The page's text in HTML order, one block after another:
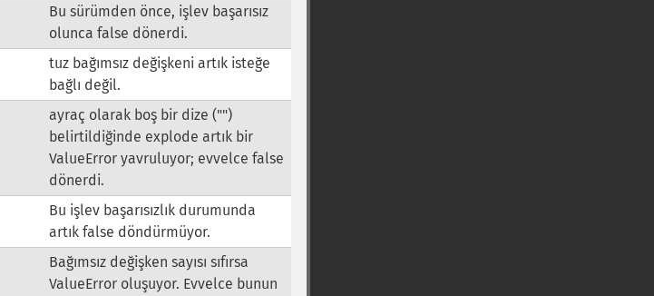
Bu sürümden önce, işlev başarısız
olunca false dönerdi.
tuz bağımsız değişkeni artık isteğe
bağlı değil.
ayraç olarak boş bir dize ("")
belirtildiğinde explode artık bir
ValueError yavruluyor; evvelce false
dönerdi.
Bu işlev başarısızlık durumunda
artık false döndürmüyor.
Bağımsız değişken sayısı sıfırsa
ValueError oluşuyor. Evvelce bunun